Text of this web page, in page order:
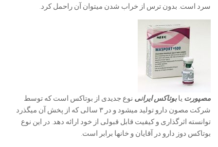
سرد است. بدون ترس از خراب شدن میتوان آن راحمل کرد.
مصپورت یابوتاکس ایرانی نوع جدیدی از بوتاکس است که توسط
شرکت مصون دارو تولید میشود و در ۳ سالی که از پخش آن میگذرد
توانسته اثرگذاری و کیفیت قابل قبولی از خود ارائه دهد. در این نوع
بوتاکس دوز دارو در آقایان و خانها برابر است.